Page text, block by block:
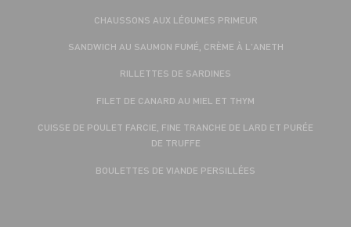
CHAUSSONS AUX LÉGUMES PRIMEUR
SANDWICH AU SAUMON FUMÉ, CRÈME À L'ANETH
RILLETTES DE SARDINES
FILET DE CANARD AU MIEL ET THYM
CUISSE DE POULET FARCIE, FINE TRANCHE DE LARD ET PURÉE
DE TRUFFE
BOULETTES DE VIANDE PERSILLÉES